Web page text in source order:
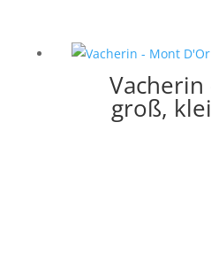
Vacherin
groß,